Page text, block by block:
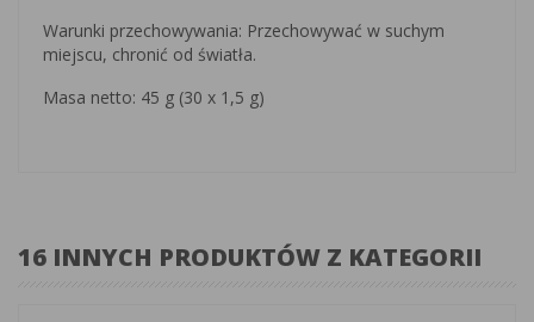
Warunki przechowywania: Przechowywać w suchym
miejscu, chronić od światła.
Masa netto: 45 g (30 x 1,5 g)
16 INNYCH PRODUKTÓW Z KATEGORII